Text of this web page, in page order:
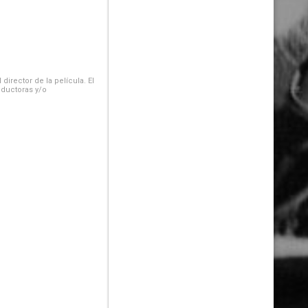
de la película. El
y/o